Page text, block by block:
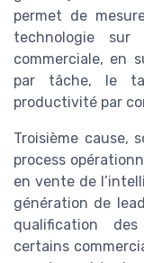
permet de
technologie sur
commerciale, en
par tâche, le
productivité par
Troisième cause,
process
en vente de
génération de
qualification
certains